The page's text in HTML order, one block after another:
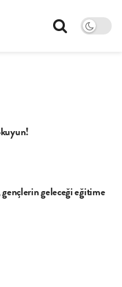
geleceği eğitime